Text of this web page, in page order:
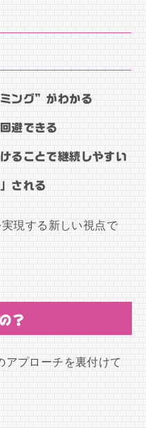
ング”がわかる
避できる
ることで継続しやすい
される
実現する新しい視点で
？
アプローチを裏付けて